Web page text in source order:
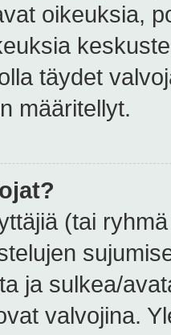
oikeuksia,
täydet
määritellyt.
(tai
ja sulkea/
valvojina.